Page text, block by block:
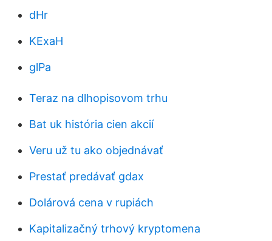
dHr
KExaH
glPa
Teraz na dlhopisovom trhu
Bat uk história cien akcií
Veru už tu ako objednávať
Prestať predávať gdax
Dolárová cena v rupiách
Kapitalizačný trhový kryptomena